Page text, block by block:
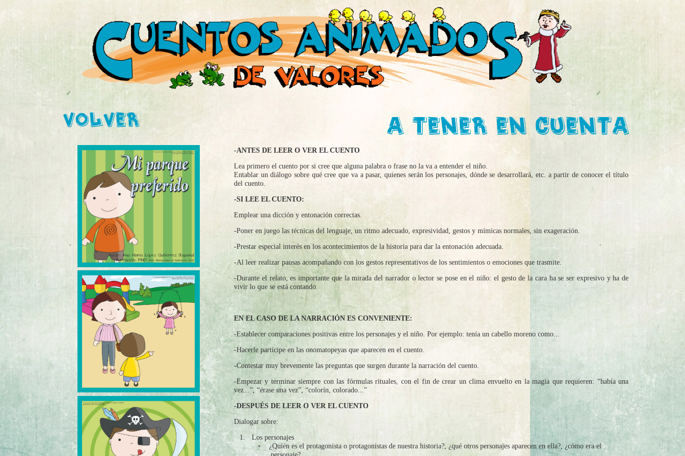
-ANTES DE LEER O VER EL CUENTO
Lea primero el cuento por si cree que alguna palabra o frase no la va a entender el niño.
Entablar un diálogo sobre qué cree que va a pasar, quienes serán los personajes, dónde se desarrollará, etc. a partir de conocer el título
del cuento.
-SI LEE EL CUENTO:
Emplear una dicción y entonación correctas.
-Poner en juego las técnicas del lenguaje, un ritmo adecuado, expresividad, gestos y mímicas normales, sin exageración.
-Prestar especial interés en los acontecimientos de la historia para dar la entonación adecuada.
-Al leer realizar pausas acompañando con los gestos representativos de los sentimientos o emociones que trasmite.
-Durante el relato, es importante que la mirada del narrador o lector se pose en el niño: el gesto de la cara ha se ser expresivo y ha de
vivir lo que se está contando.
EN EL CASO DE LA NARRACIÓN ES CONVENIENTE:
-Establecer comparaciones positivas entre los personajes y el niño. Por ejemplo: tenía un cabello moreno como...
-Hacerle partícipe en las onomatopeyas que aparecen en el cuento.
-Contestar muy brevemente las preguntas que surgen durante la narración del cuento.
-Empezar y terminar siempre con las fórmulas rituales, con el fin de crear un clima envuelto en la magia que requieren: “había una
vez...”, “érase una vez”, “colorín, colorado...”
-DESPUÉS DE LEER O VER EL CUENTO
Dialogar sobre:
1.
Los personajes
◦
¿Quién es el protagonista o protagonistas de nuestra historia?, ¿qué otros personajes aparecen en ella?, ¿cómo era el